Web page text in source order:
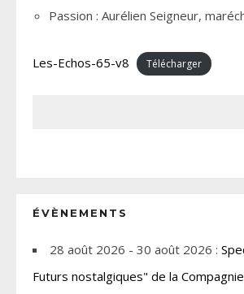
Passion : Aurélien Seigneur,
Les-Echos-65-v8 Télécharger
ÉVÈNEMENTS
28 août 2026 - 30 août 2026 :
Futurs nostalgiques" de la